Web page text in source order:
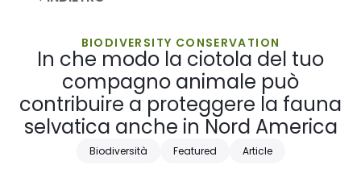
BIODIVERSITY CONSERVATION
In che modo la ciotola del tuo
compagno animale può
contribuire a proteggere la fauna
selvatica anche in Nord America
Biodiversità Featured Article